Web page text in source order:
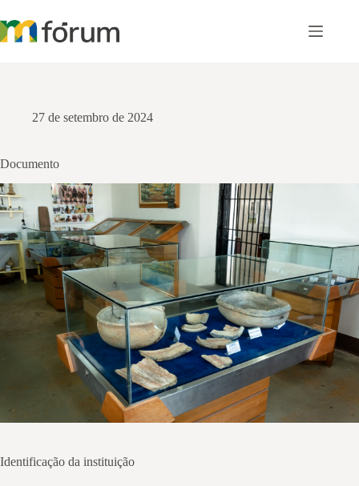
para
o
27 de setembro de 2024
Documento
Identificação da instituição